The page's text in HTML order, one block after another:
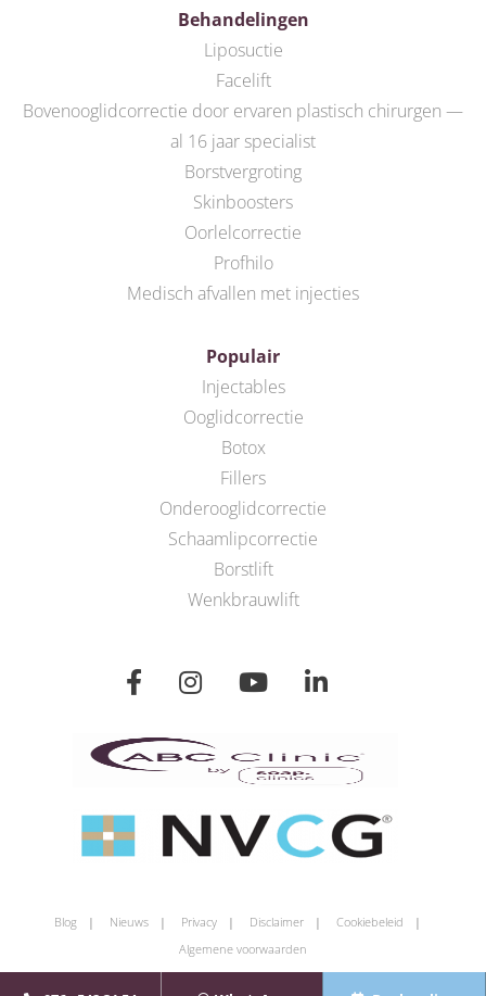
Behandelingen
Liposuctie
Facelift
Bovenooglidcorrectie door ervaren plastisch chirurgen —
al 16 jaar specialist
Borstvergroting
Skinboosters
Oorlelcorrectie
Profhilo
Medisch afvallen met injecties
Populair
Injectables
Ooglidcorrectie
Botox
Fillers
Onderooglidcorrectie
Schaamlipcorrectie
Borstlift
Wenkbrauwlift
Blog Nieuws Privacy Disclaimer
Cookiebeleid
Algemene voorwaarden